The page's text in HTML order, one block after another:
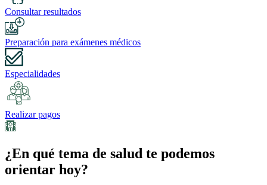
Consultar resultados
Preparación para exámenes médicos
Especialidades
Realizar pagos
¿En qué tema de salud te podemos
orientar hoy?